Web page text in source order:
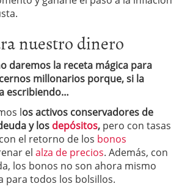
nuestro dinero
daremos la receta mágica para
millonarios porque, si la
escribiendo…
los activos conservadores de
y los depósitos, pero con tasas
el retorno de los bonos
el alza de precios. Además, con
los bonos no son ahora mismo
para todos los bolsillos.